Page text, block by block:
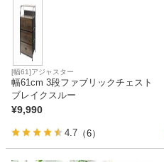
[幅61]アジャスター
幅61cm 3段ファブリックチェスト
ブレイクスルー
¥9,990
4.7 （6）